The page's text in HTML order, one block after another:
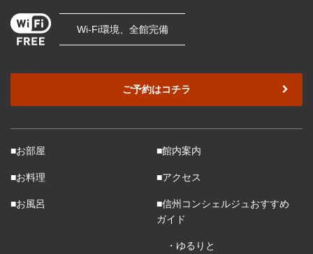
Wi-Fi環境、全館完備
ご予約はコチラ
■お部屋
■お料理
■お風呂
■館内案内
■アクセス
■信州コンシェルジュおすすめ
ガイド
・ゆるりと